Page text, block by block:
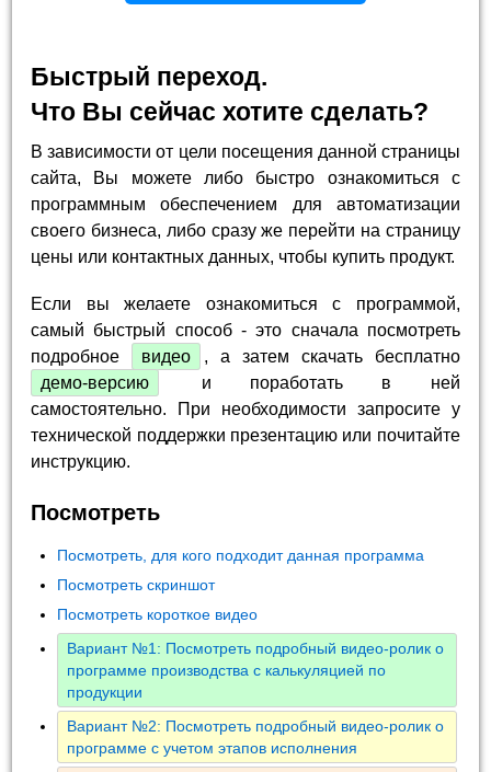
Быстрый переход.
Что Вы сейчас хотите сделать?
В зависимости от цели посещения данной страницы
сайта, Вы можете либо быстро ознакомиться с
программным обеспечением для автоматизации
своего бизнеса, либо сразу же перейти на страницу
цены или контактных данных, чтобы купить продукт.
Если вы желаете ознакомиться с программой,
самый быстрый способ - это сначала посмотреть
подробное
видео
, а затем скачать бесплатно
демо-версию
и поработать в ней
самостоятельно. При необходимости запросите у
технической поддержки презентацию или почитайте
инструкцию.
Посмотреть
Посмотреть, для кого подходит данная программа
Посмотреть скриншот
Посмотреть короткое видео
Вариант №1: Посмотреть подробный видео-ролик о
программе производства с калькуляцией по
продукции
Вариант №2: Посмотреть подробный видео-ролик о
программе с учетом этапов исполнения